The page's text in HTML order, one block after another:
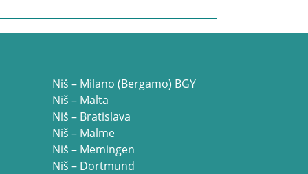
Niš – Milano (Bergamo) BGY
Niš – Malta
Niš – Bratislava
Niš – Malme
Niš – Memingen
Niš – Dortmund